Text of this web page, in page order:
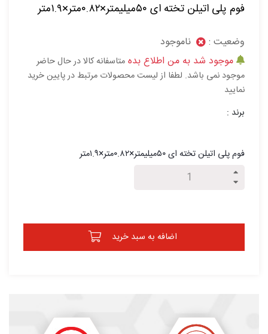
فوم پلی اتیلن تخته ای ۵۰میلیمتر×۰.۸۲متر×۱.۹متر
وضعیت :
ناموجود
موجود شد به من اطلاع بده متاسفانه کالا در حال حاضر
موجود نمی باشد. لطفا از لیست محصولات مرتبط در پایین خرید
نمایید
برند :
فوم پلی اتیلن تخته ای ۵۰میلیمتر×۰.۸۲متر×۱.۹متر
اضافه به سبد خرید